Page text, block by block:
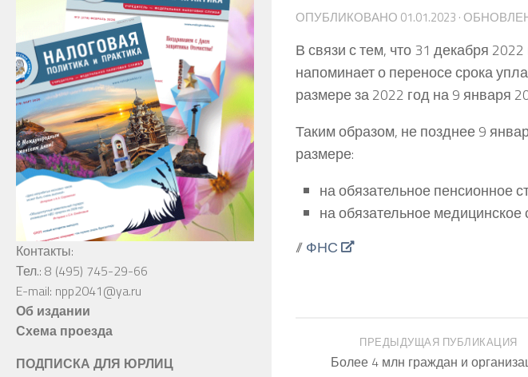
ОПУБЛИКОВАНО 01.01.2023 ·
В связи с тем, что 31 декабря
напоминает о переносе срока
размере за 2022 год на 9 января
Таким образом, не позднее 9
размере:
на обязательное пенсионное
на обязательное
//ФНС
ПРЕДЫДУЩАЯ ПУБЛИКАЦИЯ
Более 4 млн граждан и
Контакты:
Тел.: 8 (495) 745-29-66
E-mail: npp2041@ya.ru
Об издании
Схема проезда
ПОДПИСКА ДЛЯ ЮРЛИЦ